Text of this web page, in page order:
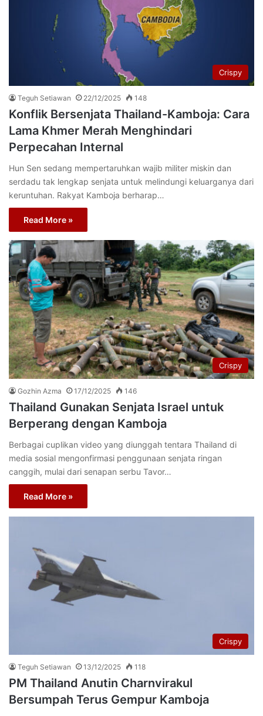
Crispy
Teguh Setiawan 22/12/2025 148
Konflik Bersenjata Thailand-Kamboja: Cara
Lama Khmer Merah Menghindari
Perpecahan Internal
Hun Sen sedang mempertaruhkan wajib militer miskin dan
serdadu tak lengkap senjata untuk melindungi keluarganya dari
keruntuhan. Rakyat Kamboja berharap…
Read More »
Crispy
Gozhin Azma 17/12/2025 146
Thailand Gunakan Senjata Israel untuk
Berperang dengan Kamboja
Berbagai cuplikan video yang diunggah tentara Thailand di
media sosial mengonfirmasi penggunaan senjata ringan
canggih, mulai dari senapan serbu Tavor…
Read More »
Crispy
Teguh Setiawan 13/12/2025 118
PM Thailand Anutin Charnvirakul
Bersumpah Terus Gempur Kamboja